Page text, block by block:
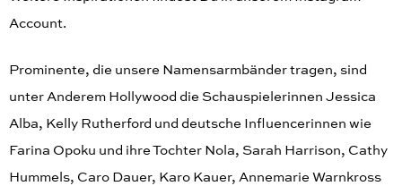
Account.
Prominente, die unsere Namensarmbänder tragen, sind
unter Anderem Hollywood die Schauspielerinnen Jessica
Alba, Kelly Rutherford und deutsche Influencerinnen wie
Farina Opoku und ihre Tochter Nola, Sarah Harrison, Cathy
Hummels, Caro Dauer, Karo Kauer, Annemarie Warnkross